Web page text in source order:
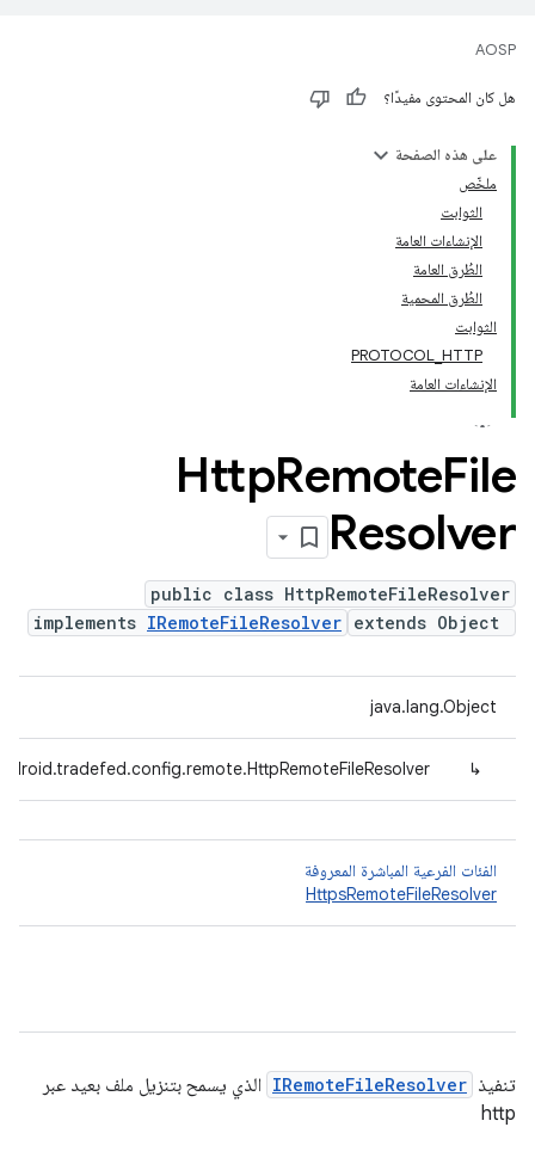
AOSP
هل كان المحتوى مفيدًا؟
على هذه الصفحة
ملخّص
الثوابت
الإنشاءات العامة
الطُرق العامة
الطُرق المحمية
الثوابت
PROTOCOL_HTTP
الإنشاءات العامة
HttpRemoteFile
Resolver
public class HttpRemoteFileResolver
extends Object
implements IRemoteFileResolver
java.lang.Object
↳
الفئات الفرعية المباشرة المعروفة
HttpsRemoteFileResolver
تنفيذ IRemoteFileResolver الذي يسمح بتنزيل ملف بعيد عبر
http